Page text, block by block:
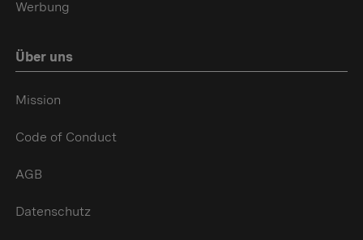
Werbung
Über uns
Mission
Code of Conduct
AGB
Datenschutz